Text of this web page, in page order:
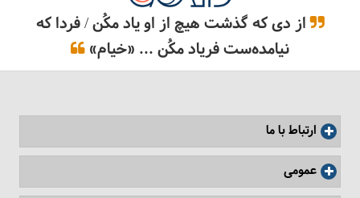
از دی که گذشت هیچ از او یاد مکُن / فردا که
نیامده‌ست فریاد مکُن ... «خیام»
ارتباط با ما
عمومی